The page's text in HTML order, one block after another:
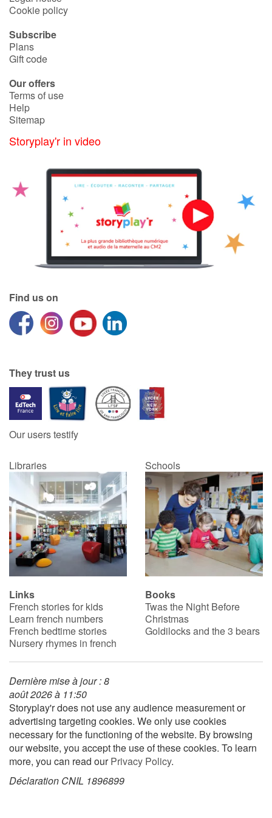
Documentaries
With the family
Daily life and hobbies
At school
Festivals and events
Love and friendship
Emotions and feelings
Formats and illustrations
Catalogue anglais
Help
Home
Schools
Libraries
Videos & Tutorials
Blog
Learn french with Storyplay'r
French book lists for children
Activities and workshops
Dyslexia and reading disorders
Cookie policy
Subscribe
Plans
Gift code
Our offers
Terms of use
Help
Sitemap
Storyplay'r in video
Find us on
They trust us
Our users testify
Libraries Schools
Links
French stories for kids
Learn french numbers
French bedtime stories
Nursery rhymes in french
Books
Twas the Night Before
Christmas
Goldilocks and the 3 bears
Dernière mise à jour : 8
août 2026 à 11:50
Storyplay'r does not use any audience measurement or
advertising targeting cookies. We only use cookies
necessary for the functioning of the website. By browsing
our website, you accept the use of these cookies. To learn
more, you can read ourPrivacy Policy.
Déclaration CNIL 1896899